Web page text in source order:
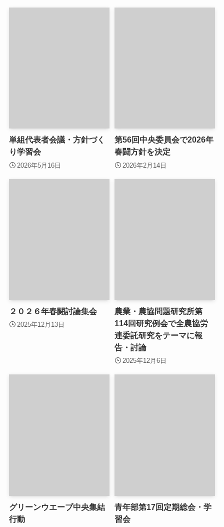
単組代表者会議・方針づく
り学習会
2026年5月16日
第56回中央委員会で2026年
春闘方針を決定
2026年2月14日
２０２６年春闘討論集会
2025年12月13日
農業・農協問題研究所第
114回研究例会で全農協労
連委託研究をテーマに報
告・討論
2025年12月6日
グリーンウエーブ中央集結
行動
青年部第17回定期総会・学
習会